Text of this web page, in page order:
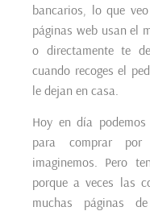
bancarios, lo que
páginas web usan el
o directamente te
cuando recoges el
le dejan en casa.
Hoy en día
para comprar
imaginemos. Pero
porque a veces las
muchas páginas